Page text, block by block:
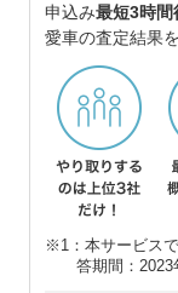
申込み最短3時間
愛車の査定結果
※1：本サービス
答期間：2023